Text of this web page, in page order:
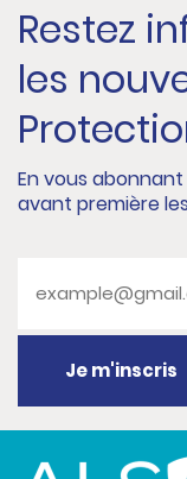
Restez
les
En vous
avant première